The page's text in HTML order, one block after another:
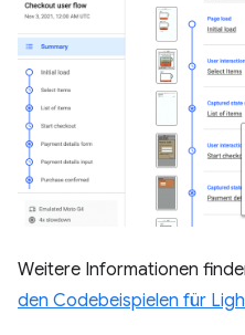
Weitere Informationen
den Codebeispielen für